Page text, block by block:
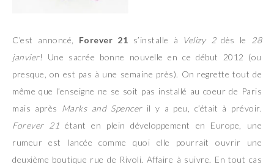
C’est annoncé, Forever 21 s’installe à Velizy 2dès le
28
janvier! Une sacrée bonne nouvelle en ce début 2012 (ou
presque, on est pas à une semaine près). On regrette tout de
même que l’enseigne ne se soit pas installé au coeur de Paris
mais après Marks and Spenceril y a peu, c’était à prévoir.
Forever 21 étant en plein développement en Europe, une
rumeur est lancée comme quoi elle pourrait ouvrir une
deuxième boutique rue de Rivoli. Affaire à suivre. En tout cas